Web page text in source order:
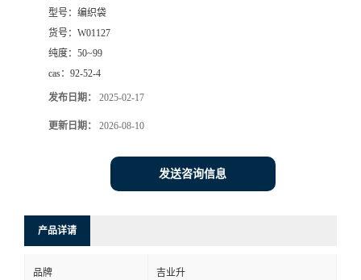
型号： 编织袋
货号： W01127
纯度： 50~99
cas： 92-52-4
发布日期： 2025-02-17
更新日期： 2026-08-10
发送咨询信息
产品详请
品牌 吉业升